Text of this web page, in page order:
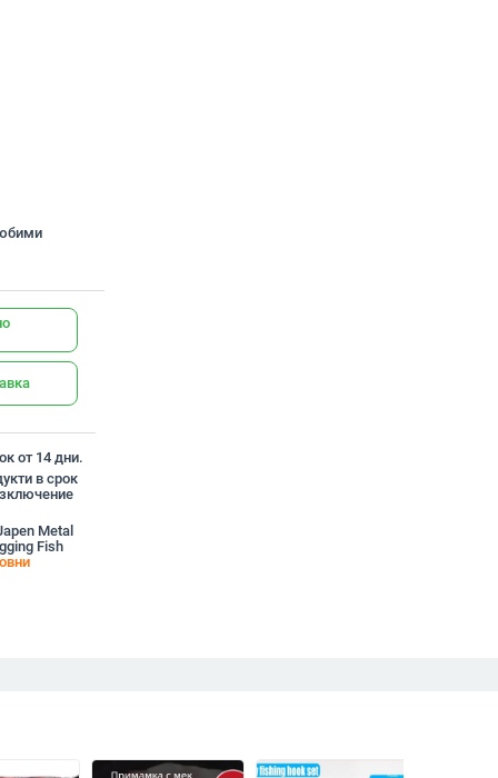
от 14 дни.
в срок
Metal
Fish